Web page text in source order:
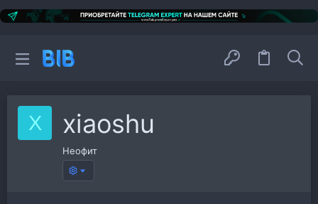
X xiaoshu
Неофит